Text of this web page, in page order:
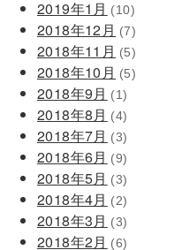
2019年1月 (10)
2018年12月 (7)
2018年11月 (5)
2018年10月 (5)
2018年9月 (1)
2018年8月 (4)
2018年7月 (3)
2018年6月 (9)
2018年5月 (3)
2018年4月 (2)
2018年3月 (3)
2018年2月 (6)